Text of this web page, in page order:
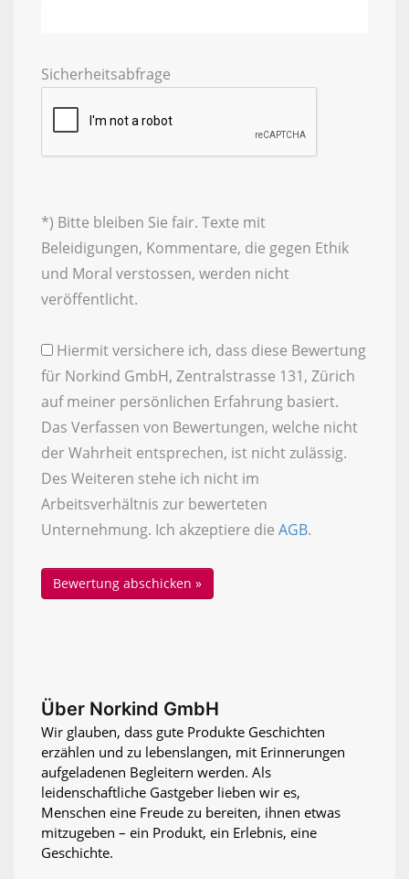
Sicherheitsabfrage
*) Bitte bleiben Sie fair. Texte mit
Beleidigungen, Kommentare, die gegen Ethik
und Moral verstossen, werden nicht
veröffentlicht.
Hiermit versichere ich, dass diese Bewertung
für Norkind GmbH, Zentralstrasse 131, Zürich
auf meiner persönlichen Erfahrung basiert.
Das Verfassen von Bewertungen, welche nicht
der Wahrheit entsprechen, ist nicht zulässig.
Des Weiteren stehe ich nicht im
Arbeitsverhältnis zur bewerteten
Unternehmung. Ich akzeptiere die AGB.
Über Norkind GmbH
Wir glauben, dass gute Produkte Geschichten
erzählen und zu lebenslangen, mit Erinnerungen
aufgeladenen Begleitern werden. Als
leidenschaftliche Gastgeber lieben wir es,
Menschen eine Freude zu bereiten, ihnen etwas
mitzugeben – ein Produkt, ein Erlebnis, eine
Geschichte.